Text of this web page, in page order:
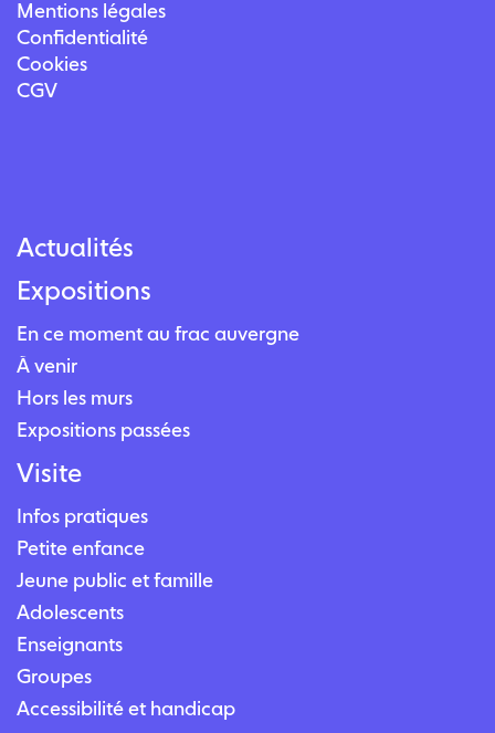
Mentions légales
Confidentialité
Cookies
CGV
Actualités
Expositions
En ce moment au frac auvergne
À venir
Hors les murs
Expositions passées
Visite
Infos pratiques
Petite enfance
Jeune public et famille
Adolescents
Enseignants
Groupes
Accessibilité et handicap